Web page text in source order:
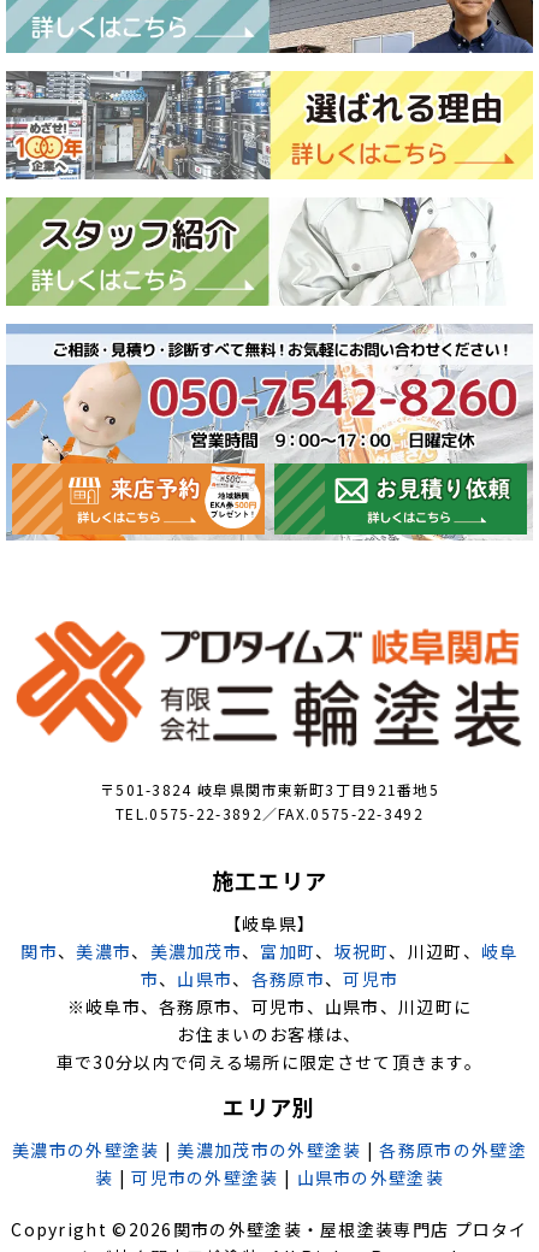
〒501-3824 岐阜県関市東新町3丁目921番地5
TEL.0575-22-3892／FAX.0575-22-3492
施工エリア
【岐阜県】
関市、美濃市、 美濃加茂市、 富加町、 坂祝町、川辺町、 岐阜
市、 山県市、 各務原市、可児市
※岐阜市、各務原市、可児市、山県市、川辺町に
お住まいのお客様は、
車で30分以内で伺える場所に限定させて頂きます。
エリア別
美濃市の外壁塗装 |美濃加茂市の外壁塗装 |各務原市の外壁塗
装 |可児市の外壁塗装 | 山県市の外壁塗装
Copyright © 2026 関市の外壁塗装・屋根塗装専門店 プロタイ